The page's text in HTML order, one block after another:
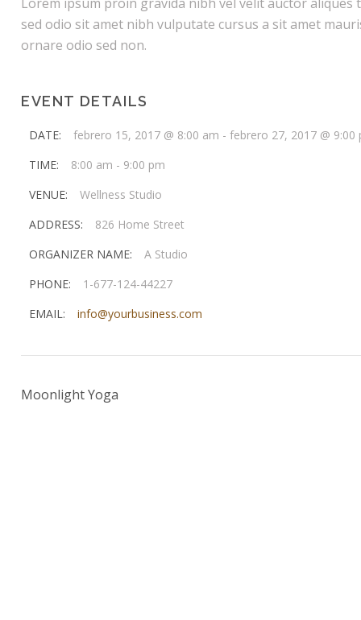
sed odio sit amet nibh vulputate cursus a sit amet
ornare odio sed non.
EVENT DETAILS
DATE: febrero 15, 2017 @ 8:00 am - febrero 27, 2017 @ 9:00
TIME:
8:00 am - 9:00 pm
VENUE:
Wellness Studio
ADDRESS:
826 Home Street
ORGANIZER NAME:
A Studio
PHONE:
1-677-124-44227
EMAIL:
info@yourbusiness.com
Moonlight Yoga